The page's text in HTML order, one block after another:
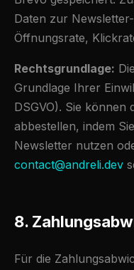
Daten zur
Öffnungsrate,
Rechtsgrundlage:
Grundlage Ihrer
DSGVO). Sie können
abbestellen, indem
Newsletter nutzen
contact@andreli.dev
8.
Für die